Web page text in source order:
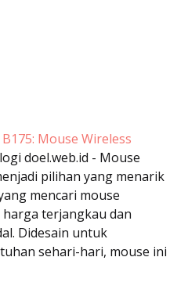
Mouse Wireless
doel.web.id - Mouse
pilihan yang menarik
mencari mouse
terjangkau dan
Didesain untuk
sehari-hari, mouse ini